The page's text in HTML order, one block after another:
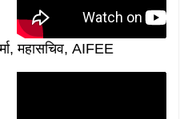
महासचिव, AIFEE